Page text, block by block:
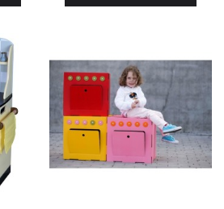
SZYBKI PODGLĄD